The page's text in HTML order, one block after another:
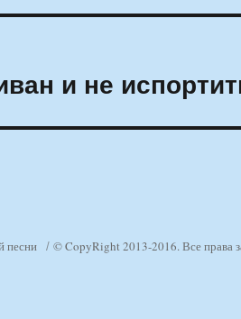
и не
песни © CopyRight 2013-2016. Все права